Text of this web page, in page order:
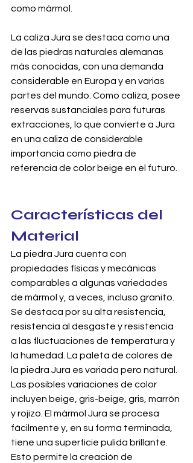
como mármol.
La caliza Jura se destaca como una
de las piedras naturales alemanas
más conocidas, con una demanda
considerable en Europa y en varias
partes del mundo. Como caliza, posee
reservas sustanciales para futuras
extracciones, lo que convierte a Jura
en una caliza de considerable
importancia como piedra de
referencia de color beige en el futuro.
Características del
Material
La piedra Jura cuenta con
propiedades físicas y mecánicas
comparables a algunas variedades
de mármol y, a veces, incluso granito.
Se destaca por su alta resistencia,
resistencia al desgaste y resistencia
a las fluctuaciones de temperatura y
la humedad. La paleta de colores de
la piedra Jura es variada pero natural.
Las posibles variaciones de color
incluyen beige, gris-beige, gris, marrón
y rojizo. El mármol Jura se procesa
fácilmente y, en su forma terminada,
tiene una superficie pulida brillante.
Esto permite la creación de